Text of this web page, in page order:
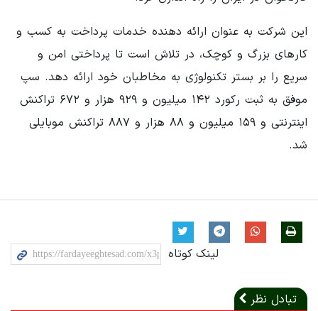
این شرکت به عنوان ارائه دهنده خدمات پرداخت به کسب و
کارهای بزرگ و کوچک، در تلاش است تا پرداختی امن و
سریع را بر بستر تکنولوژی به مخاطبان خود ارائه دهد. سپ
موفق به ثبت رکورد ۱۴۲ میلیون و ۹۲۹ هزار و ۶۷۲ تراکنش
اینترنتی و ۱۵۹ میلیون و ۸۸ هزار و ۸۸۷ تراکنش موبایلی
شد.
لینک کوتاه
تبادل نظر